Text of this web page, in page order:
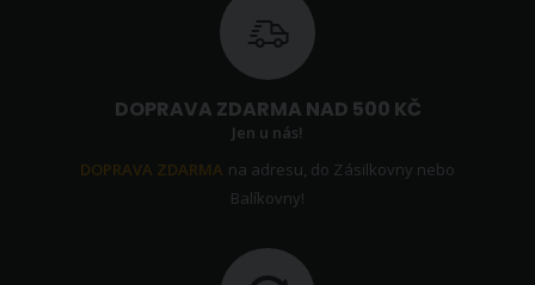
DOPRAVA ZDARMA NAD 500 KČ
Jen u nás!
DOPRAVA ZDARMA na adresu, do Zásilkovny nebo
Balíkovny!